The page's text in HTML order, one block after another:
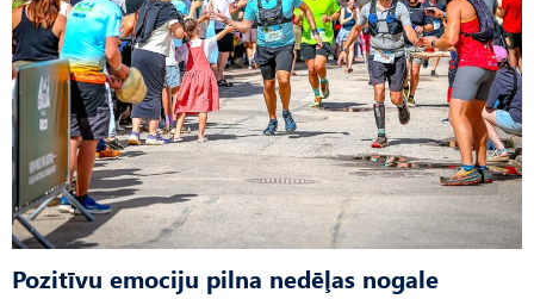
Pozitīvu emociju pilna nedēļas nogale